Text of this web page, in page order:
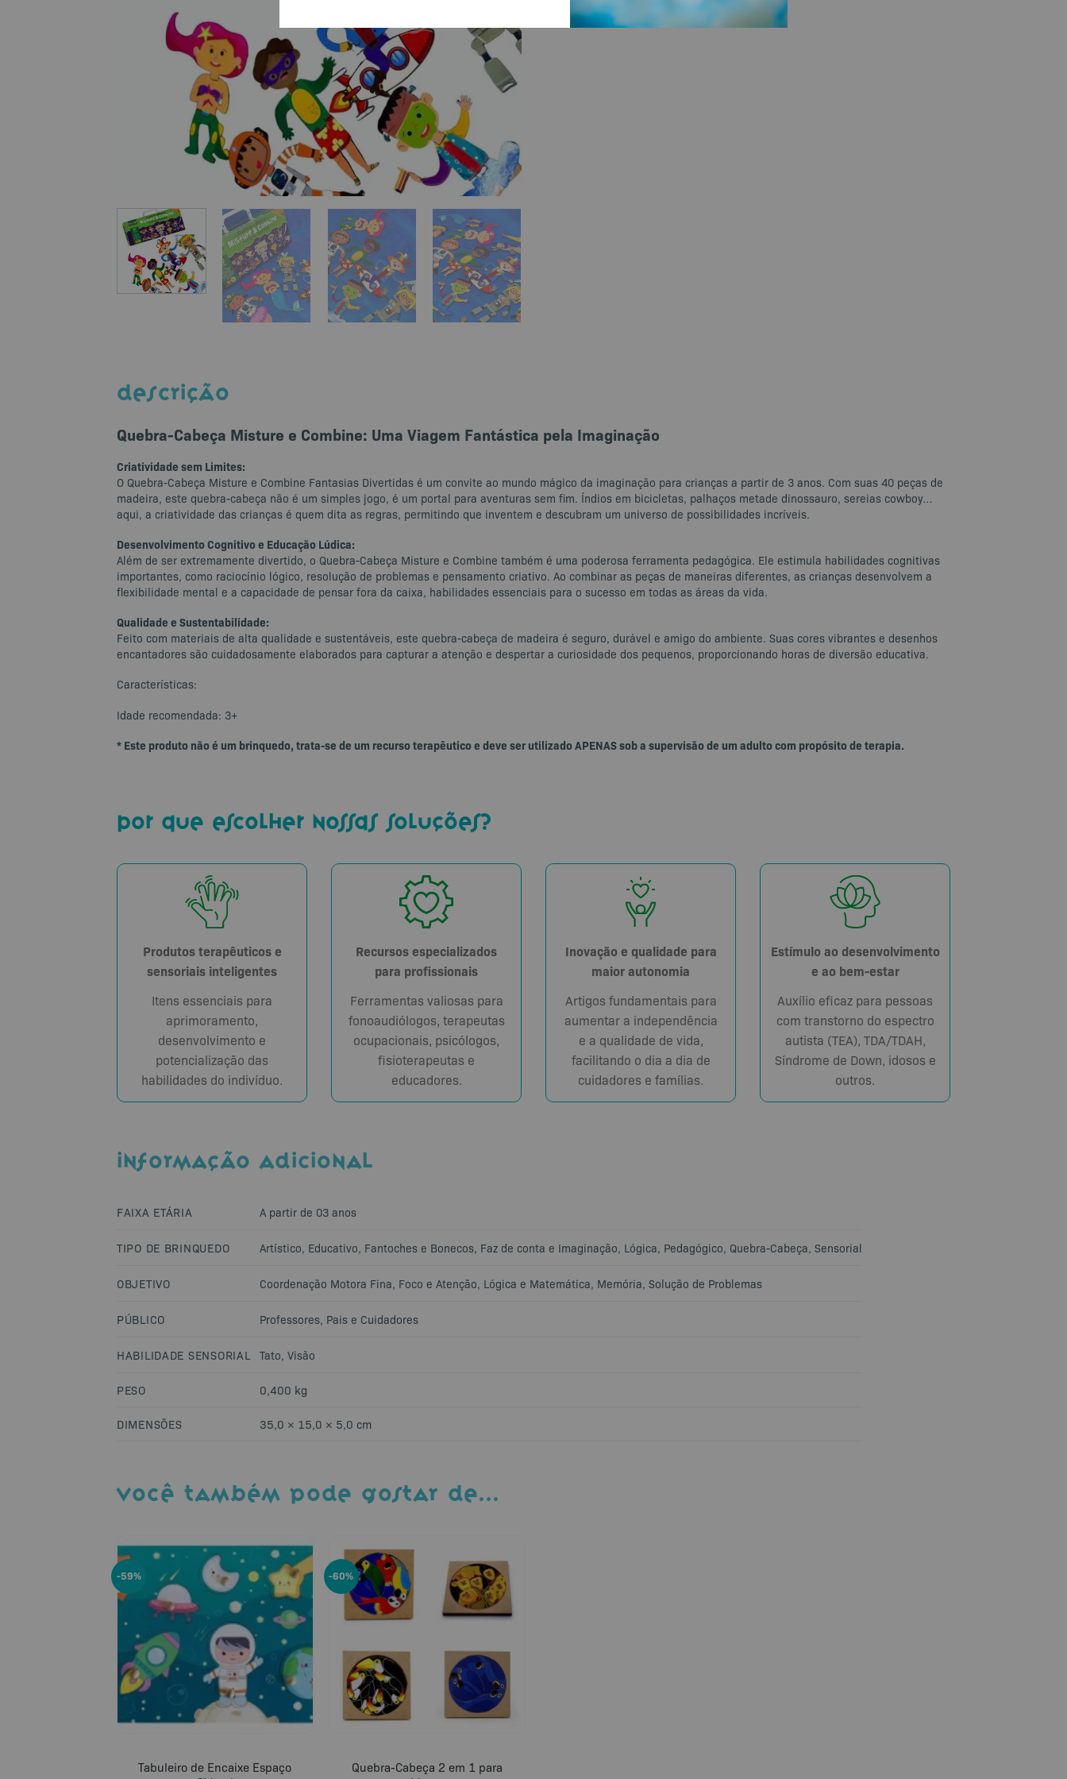
DESCRIÇÃO
Quebra-Cabeça Misture e Combine: Uma Viagem Fantástica pela Imaginação
Criatividade sem Limites:
O Quebra-Cabeça Misture e Combine Fantasias Divertidas é um convite ao mundo mágico da imaginação para crianças a partir de 3 anos. Com suas 40 peças de
madeira, este quebra-cabeça não é um simples jogo, é um portal para aventuras sem fim. Índios em bicicletas, palhaços metade dinossauro, sereias cowboy…
aqui, a criatividade das crianças é quem dita as regras, permitindo que inventem e descubram um universo de possibilidades incríveis.
Desenvolvimento Cognitivo e Educação Lúdica:
Além de ser extremamente divertido, o Quebra-Cabeça Misture e Combine também é uma poderosa ferramenta pedagógica. Ele estimula habilidades cognitivas
importantes, como raciocínio lógico, resolução de problemas e pensamento criativo. Ao combinar as peças de maneiras diferentes, as crianças desenvolvem a
flexibilidade mental e a capacidade de pensar fora da caixa, habilidades essenciais para o sucesso em todas as áreas da vida.
Qualidade e Sustentabilidade:
Feito com materiais de alta qualidade e sustentáveis, este quebra-cabeça de madeira é seguro, durável e amigo do ambiente. Suas cores vibrantes e desenhos
encantadores são cuidadosamente elaborados para capturar a atenção e despertar a curiosidade dos pequenos, proporcionando horas de diversão educativa.
Características:
Idade recomendada: 3+
* Este produto não é um brinquedo, trata-se de um recurso terapêutico e deve ser utilizado APENAS sob a supervisão de um adulto com propósito de terapia.
por que escolher nossas soluções?
Produtos terapêuticos e
sensoriais inteligentes
Itens essenciais para
aprimoramento,
desenvolvimento e
potencialização das
habilidades do indivíduo.
Recursos especializados
para profissionais
Ferramentas valiosas para
fonoaudiólogos, terapeutas
ocupacionais, psicólogos,
fisioterapeutas e
educadores.
Inovação e qualidade para
maior autonomia
Artigos fundamentais para
aumentar a independência
e a qualidade de vida,
facilitando o dia a dia de
cuidadores e famílias.
Estímulo ao desenvolvimento
e ao bem-estar
Auxílio eficaz para pessoas
com transtorno do espectro
autista (TEA), TDA/TDAH,
Síndrome de Down, idosos e
outros.
INFORMAÇÃO ADICIONAL
FAIXA ETÁRIA A partir de 03 anos
TIPO DE BRINQUEDO Artístico, Educativo, Fantoches e Bonecos, Faz de conta e Imaginação, Lógica, Pedagógico, Quebra-Cabeça, Sensorial
OBJETIVO Coordenação Motora Fina, Foco e Atenção, Lógica e Matemática, Memória, Solução de Problemas
PÚBLICO Professores, Pais e Cuidadores
HABILIDADE SENSORIAL Tato, Visão
PESO 0,400 kg
DIMENSÕES 35,0 × 15,0 × 5,0 cm
VOCÊ TAMBÉM PODE GOSTAR DE…
-59%
Tabuleiro de Encaixe Espaço
-60%
Quebra-Cabeça 2 em 1 para